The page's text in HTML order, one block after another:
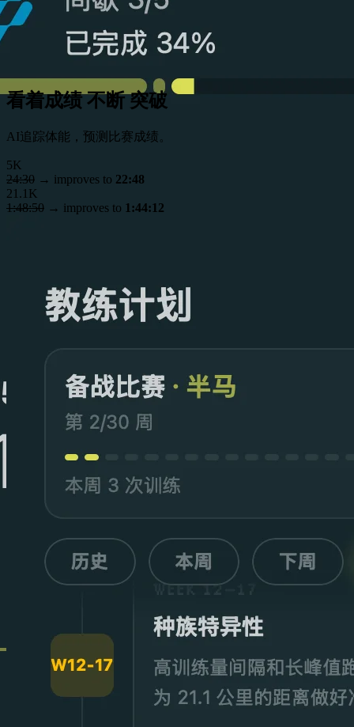
看着成绩 不断 突破
AI追踪体能，预测比赛成绩。
5K
24:30 → improves to 22:48
21.1K
1:48:50 → improves to 1:44:12